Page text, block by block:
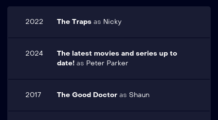
ultrices in. Metus dictum at tempor commodo ullamcorper a
elementum curabitur.
in dictum. Vel facilisis
volutpat est velit egestas
magna eget est. Nullam
cursus. Show More
2022 The Traps as Nicky
2024
The latest movies and series up to
date! as Peter Parker
2017 The Good Doctor as Shaun